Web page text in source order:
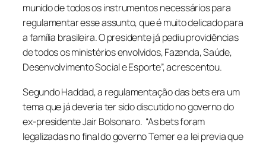
munido de todos os instrumentos necessários para
regulamentar esse assunto, que é muito delicado para
a família brasileira. O presidente já pediu providências
de todos os ministérios envolvidos, Fazenda, Saúde,
Desenvolvimento Social e Esporte”, acrescentou.
Segundo Haddad, a regulamentação das bets era um
tema que já deveria ter sido discutido no governo do
ex-presidente Jair Bolsonaro. “As bets foram
legalizadas no final do governo Temer e a lei previa que